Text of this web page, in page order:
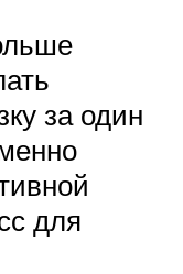
за один
для